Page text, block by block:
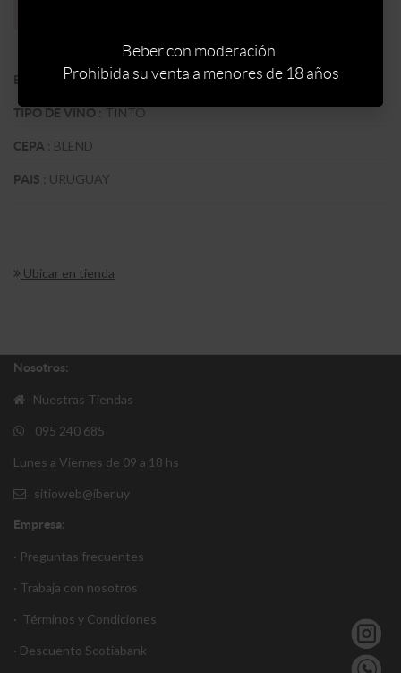
BODEGA:BODEGA PAA
TIPO DE VINO : TINTO
CEPA : BLEND
PAIS : URUGUAY
Ubicar en tienda
Nosotros:
Nuestras Tiendas
095 240 685
Lunes a Viernes de 09 a 18 hs
sitioweb@iber.uy
Empresa:
· Preguntas frecuentes
· Trabaja con nosotros
· Términos y Condiciones
· Descuento Scotiabank
Beber con moderación.
Prohibida su venta a menores de 18 años